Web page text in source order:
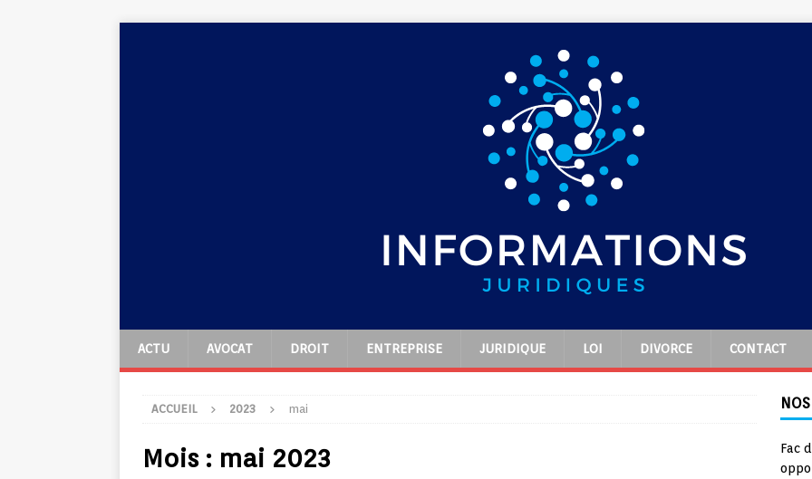
ACTU AVOCAT DROIT ENTREPRISE JURIDIQUE LOI DIVORCE CONTACT
ACCUEIL 2023 mai
Mois : mai 2023
Fac